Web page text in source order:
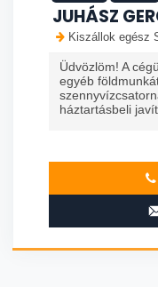
JUHÁSZ
Kiszállok egész
Üdvözlöm! A
egyéb
háztartásbeli